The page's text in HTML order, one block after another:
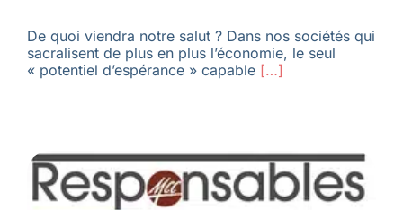
De quoi viendra notre salut ? Dans nos sociétés qui
sacralisent de plus en plus l’économie, le seul
« potentiel d’espérance » capable[…]